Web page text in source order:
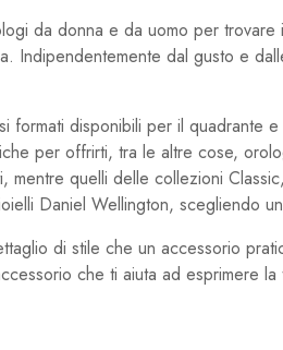
da donna e da uomo per
Indipendentemente dal gusto e
formati disponibili per il
per offrirti, tra le altre cose,
mentre quelli delle collezioni
Daniel Wellington, scegliendo
di stile che un accessorio
che ti aiuta ad esprimere